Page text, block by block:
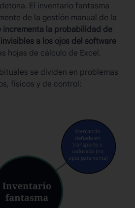
El inventario fantasma
de la gestión manual de la
incrementa la probabilidad de
a los ojos del software
hojas de cálculo de Excel.
se dividen en problemas
físicos y de control: